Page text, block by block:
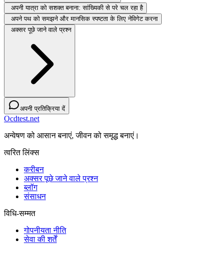
अपनी यात्रा को सशक्त बनाना: सांख्यिकी से परे चल रहा है
अपने पथ को समझने और मानसिक स्पष्टता के लिए नेविगेट करना
अक्सर पूछे जाने वाले प्रश्न
अपनी प्रतिक्रिया दें
Ocdtest.net
अन्वेषण को आसान बनाएं, जीवन को समृद्ध बनाएं।
त्वरित लिंक्स
करीबन
अक्सर पूछे जाने वाले प्रश्न
ब्लॉग
संसाधन
विधि-सम्‍मत
गोपनीयता नीति
सेवा की शर्तें